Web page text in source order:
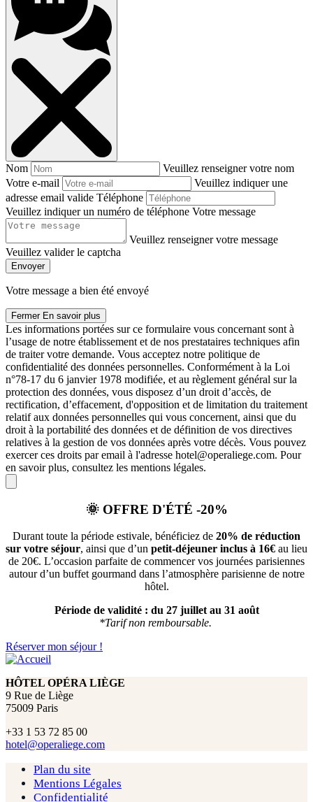
Nom
Veuillez renseigner votre nom
Votre e-mail
Veuillez indiquer une
adresse email valide Téléphone
Veuillez indiquer un numéro de téléphone Votre message
Veuillez renseigner votre message
Veuillez valider le captcha
Envoyer
Votre message a bien été envoyé
Fermer En savoir plus
Les informations portées sur ce formulaire vous concernant sont à
l’usage de notre établissement et de nos prestataires techniques afin
de traiter votre demande. Vous acceptez notre politique de
confidentialité des données personnelles. Conformément à la Loi
n°78-17 du 6 janvier 1978 modifiée, et au règlement général sur la
protection des données, vous disposez d’un droit d’accès, de
rectification, d’effacement, d'opposition et de limitation du traitement
relatif aux données personnelles qui vous concernent, ainsi que du
droit à la portabilité des données et de définition de vos directives
relatives à la gestion de vos données après votre décès. Vous pouvez
exercer ces droits par email à l'adresse hotel@operaliege.com. Pour
en savoir plus, consultez les mentions légales.
🌞 OFFRE D'ÉTÉ -20%
Durant toute la période estivale, bénéficiez de 20% de réduction
sur votre séjour, ainsi que d’un petit-déjeuner inclus à 16€ au lieu
de 20€. L’occasion parfaite de commencer vos journées parisiennes
autour d’un buffet gourmand dans l’atmosphère parisienne de notre
hôtel.
Période de validité : du 27 juillet au 31 août
*Tarif non remboursable.
Réserver mon séjour !
HÔTEL OPÉRA LIÈGE
9 Rue de Liège
75009 Paris
+33 1 53 72 85 00
hotel@operaliege.com
Plan du site
Mentions Légales
Confidentialité